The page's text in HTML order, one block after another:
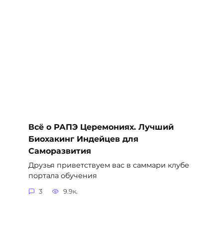
Всё о РАПЭ Церемониях. Лучший
Биохакинг Индейцев для
Саморазвития
Друзья приветствуем вас в саммари клубе
портала обучения
3 9.9к.